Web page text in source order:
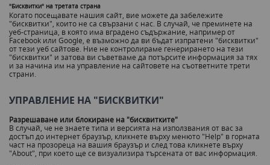
"Бисквитки" на третата страна
Когато посещавате нашия сайт, вие можете да забележите
"бисквитки", които не са свързани с нас. В случай, че преминете на
уеб-страница, в която има вградено съдържание, например от
Facebook или Google, е възможно да ви бъдат изпратени "бисквитки"
от тези уеб сайтове. Ние не контролираме генерирането на тези
"бисквитки" и затова ви съветваме да потърсите информация за тях
и за начина им на управление на сайтовете на съответните трети
страни.
УПРАВЛЕНИЕ НА "БИСКВИТКИ"
Разрешаване или блокиране на "бисквитките"
В случай, че не знаете типа и версията на използвания от вас за
достъп до интернет браузър, кликнете върху менюто "Help" в горната
част на прозореца на вашия браузър и след това кликнете върху
"About", при което ще се визуализира търсената от вас информация.